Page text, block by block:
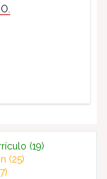
(19)
(25)